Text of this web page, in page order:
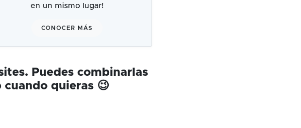
en un mismo lugar!
CONOCER MÁS
Puedes combinarlas
quieras 😉